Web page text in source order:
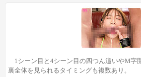
さらに16:41からはM字開脚の足裏も複
らは左足の近めの足裏を15秒ちょっと見
初は足指が見切れていますが、次第に足
1シーン目と4シーン目の四つん這いやM字
裏全体を見られるタイミングも複数あり。